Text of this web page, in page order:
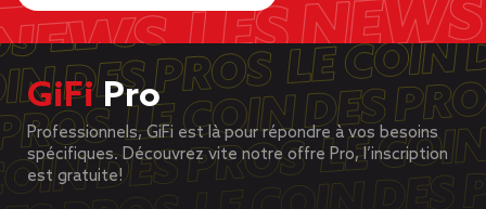
GiFiPro
Professionnels, GiFi est là pour répondre à vos besoins
spécifiques. Découvrez vite notre offre Pro, l’inscription
est gratuite!